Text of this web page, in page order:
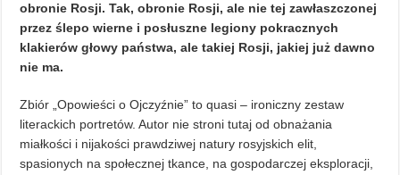
obronie Rosji. Tak, obronie Rosji, ale nie tej zawłaszczonej
przez ślepo wierne i posłuszne legiony pokracznych
klakierów głowy państwa, ale takiej Rosji, jakiej już dawno
nie ma.
Zbiór „Opowieści o Ojczyźnie” to quasi – ironiczny zestaw
literackich portretów. Autor nie stroni tutaj od obnażania
miałkości i nijakości prawdziwej natury rosyjskich elit,
spasionych na społecznej tkance, na gospodarczej eksploracji,